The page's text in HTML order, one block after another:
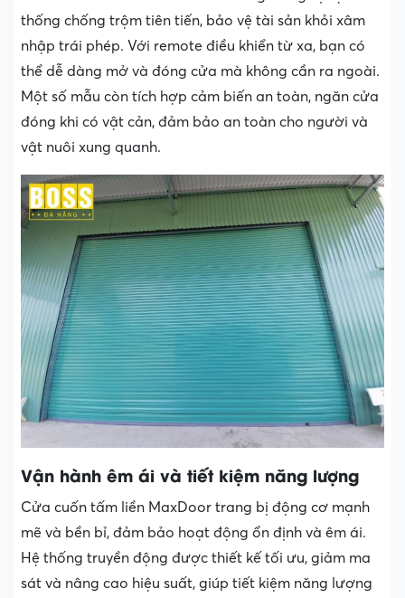
thống chống trộm tiên tiến, bảo vệ tài sản khỏi xâm
nhập trái phép. Với remote điều khiển từ xa, bạn có
thể dễ dàng mở và đóng cửa mà không cần ra ngoài.
Một số mẫu còn tích hợp cảm biến an toàn, ngăn cửa
đóng khi có vật cản, đảm bảo an toàn cho người và
vật nuôi xung quanh.
Vận hành êm ái và tiết kiệm năng lượng
Cửa cuốn tấm liền MaxDoor trang bị động cơ mạnh
mẽ và bền bỉ, đảm bảo hoạt động ổn định và êm ái.
Hệ thống truyền động được thiết kế tối ưu, giảm ma
sát và nâng cao hiệu suất, giúp tiết kiệm năng lượng